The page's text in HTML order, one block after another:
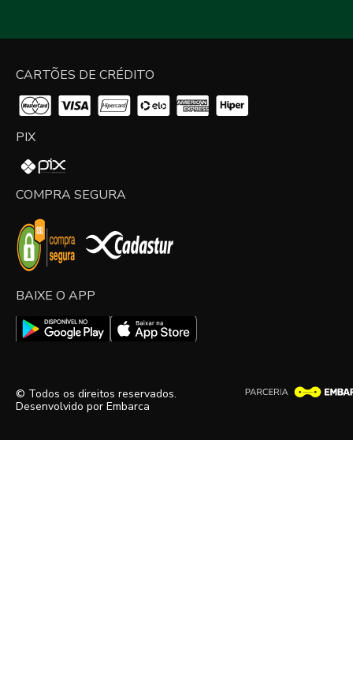
CARTÕES DE CRÉDITO
PIX
COMPRA SEGURA
BAIXE O APP
© Todos os direitos reservados.
Desenvolvido por Embarca